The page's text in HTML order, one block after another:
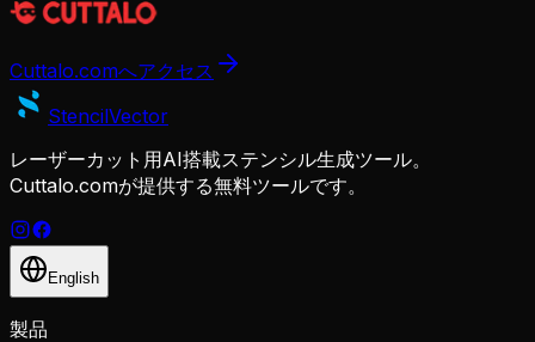
Cuttalo.comへアクセス
StencilVector
レーザーカット用AI搭載ステンシル生成ツール。
Cuttalo.comが提供する無料ツールです。
English
製品